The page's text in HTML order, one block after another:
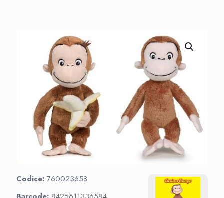
Codice: 760023658